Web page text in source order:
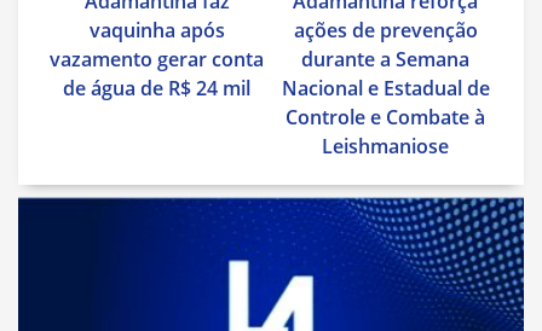
Postvaquinha após
vazamento gerar conta
de água de R$ 24 mil
ações de prevenção
durante a Semana
Nacional e Estadual de
Controle e Combate à
Leishmaniose